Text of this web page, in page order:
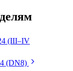
(III–IV
(DN8)